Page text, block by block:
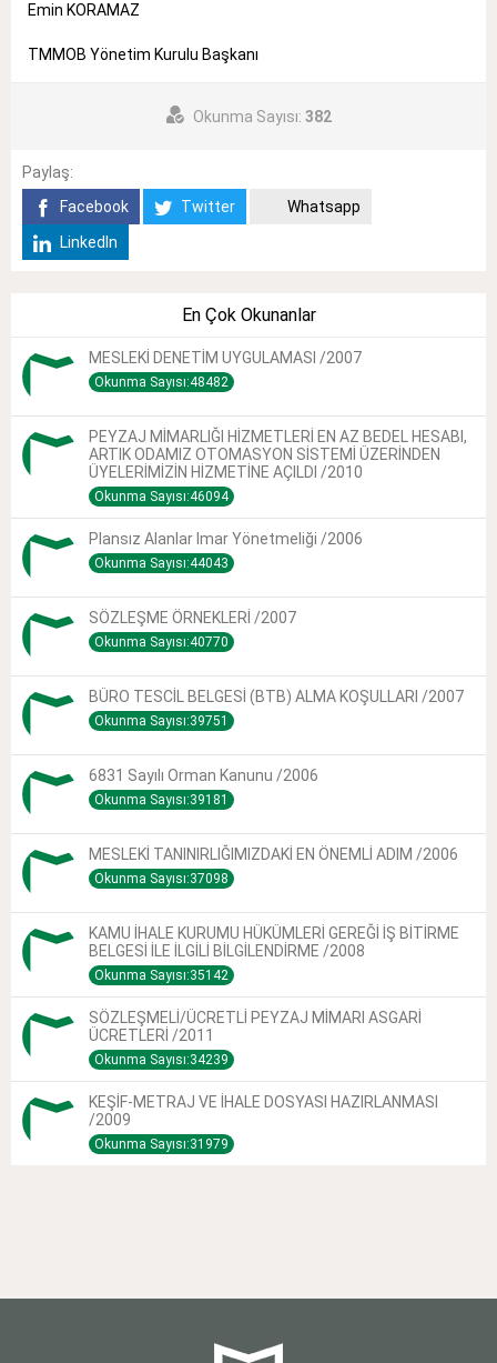
Emin KORAMAZ
TMMOB Yönetim Kurulu Başkanı
Okunma Sayısı: 382
Paylaş:
Facebook
Twitter
Whatsapp
LinkedIn
En Çok Okunanlar
MESLEKİ DENETİM UYGULAMASI /2007
Okunma Sayısı:48482
PEYZAJ MİMARLIĞI HİZMETLERİ EN AZ BEDEL HESABI,
ARTIK ODAMIZ OTOMASYON SİSTEMİ ÜZERİNDEN
ÜYELERİMİZİN HİZMETİNE AÇILDI /2010
Okunma Sayısı:46094
Plansız Alanlar Imar Yönetmeliği /2006
Okunma Sayısı:44043
SÖZLEŞME ÖRNEKLERİ /2007
Okunma Sayısı:40770
BÜRO TESCİL BELGESİ (BTB) ALMA KOŞULLARI /2007
Okunma Sayısı:39751
6831 Sayılı Orman Kanunu /2006
Okunma Sayısı:39181
MESLEKİ TANINIRLIĞIMIZDAKİ EN ÖNEMLİ ADIM /2006
Okunma Sayısı:37098
KAMU İHALE KURUMU HÜKÜMLERİ GEREĞİ İŞ BİTİRME
BELGESİ İLE İLGİLİ BİLGİLENDİRME /2008
Okunma Sayısı:35142
SÖZLEŞMELİ/ÜCRETLİ PEYZAJ MİMARI ASGARİ
ÜCRETLERİ /2011
Okunma Sayısı:34239
KEŞİF-METRAJ VE İHALE DOSYASI HAZIRLANMASI
/2009
Okunma Sayısı:31979